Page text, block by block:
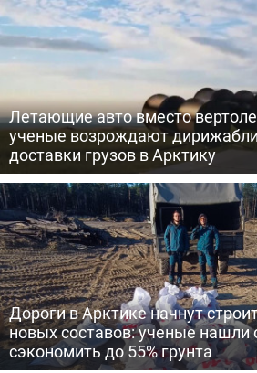
Летающие авто вместо
ученые возрождают
доставки грузов в Арктику
Дороги в Арктике начнут
новых составов: ученые нашли
сэкономить до 55% грунта